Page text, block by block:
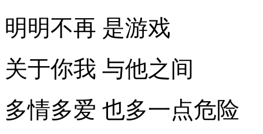
明明不再 是游戏
关于你我 与他之间
多情多爱 也多一点危险